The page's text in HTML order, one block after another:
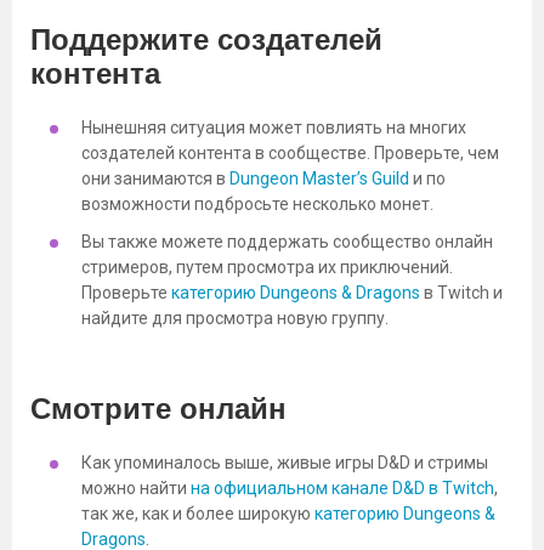
Поддержите создателей
контента
Нынешняя ситуация может повлиять на многих
создателей контента в сообществе. Проверьте, чем
они занимаются в Dungeon Master’s Guild и по
возможности подбросьте несколько монет.
Вы также можете поддержать сообщество онлайн
стримеров, путем просмотра их приключений.
Проверьте категорию Dungeons & Dragons в Twitch и
найдите для просмотра новую группу.
Смотрите онлайн
Как упоминалось выше, живые игры D&D и стримы
можно найти на официальном канале D&D в Twitch,
так же, как и более широкую категорию Dungeons &
Dragons